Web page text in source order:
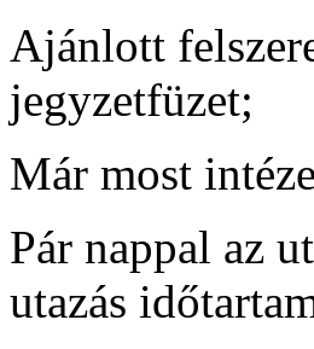
Ajánlott
jegyzetfüzet;
Már most
Pár nappal az
utazás